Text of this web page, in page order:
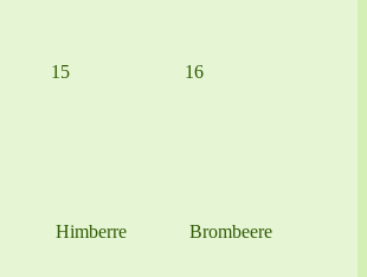
15
Himberre
16
Brombeere